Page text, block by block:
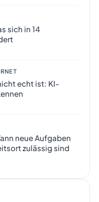
sich in 14
echt ist: KI-
neue Aufgaben
zulässig sind